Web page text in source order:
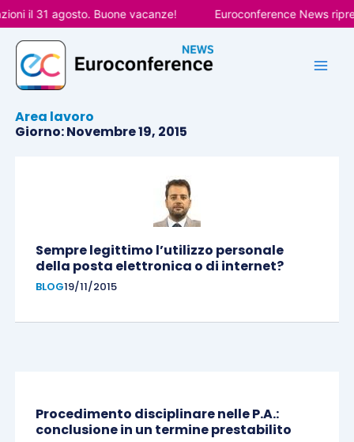
Vai
al
contenuto
il 31 agosto. Buone vacanze! Euroconference News
Area lavoro
Giorno: Novembre 19, 2015
Sempre legittimo l’utilizzo personale
della posta elettronica o di internet?
BLOG19/11/2015
Procedimento disciplinare nelle P.A.:
conclusione in un termine prestabilito